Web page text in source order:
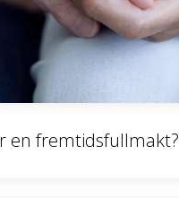
en fremtidsfullmakt?